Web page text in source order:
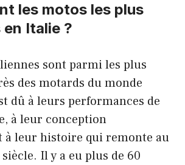
les motos les plus
Italie ?
sont parmi les plus
des motards du monde
dû à leurs performances de
à leur conception
à leur histoire qui remonte au
Il y a eu plus de 60